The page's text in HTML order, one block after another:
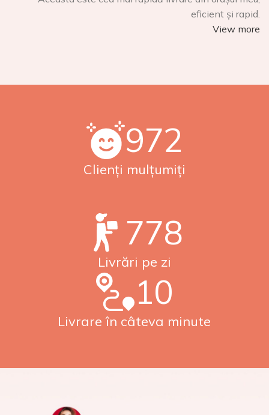
eficient și rapid.
View more
1000
Clienți mulțumiți
800
Livrări pe zi
10
Livrare în câteva minute